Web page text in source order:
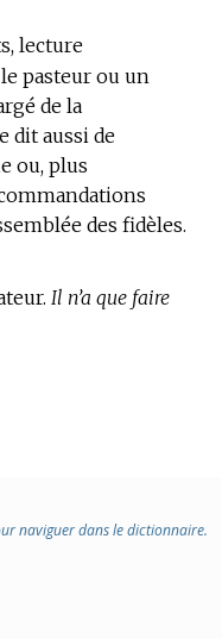
lecture
pasteur ou un
de la
dit aussi de
ou, plus
des fidèles.
Il n’a que faire
naviguer dans le dictionnaire.